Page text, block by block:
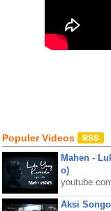
Populer Videos
Mahen -
o)
Aksi